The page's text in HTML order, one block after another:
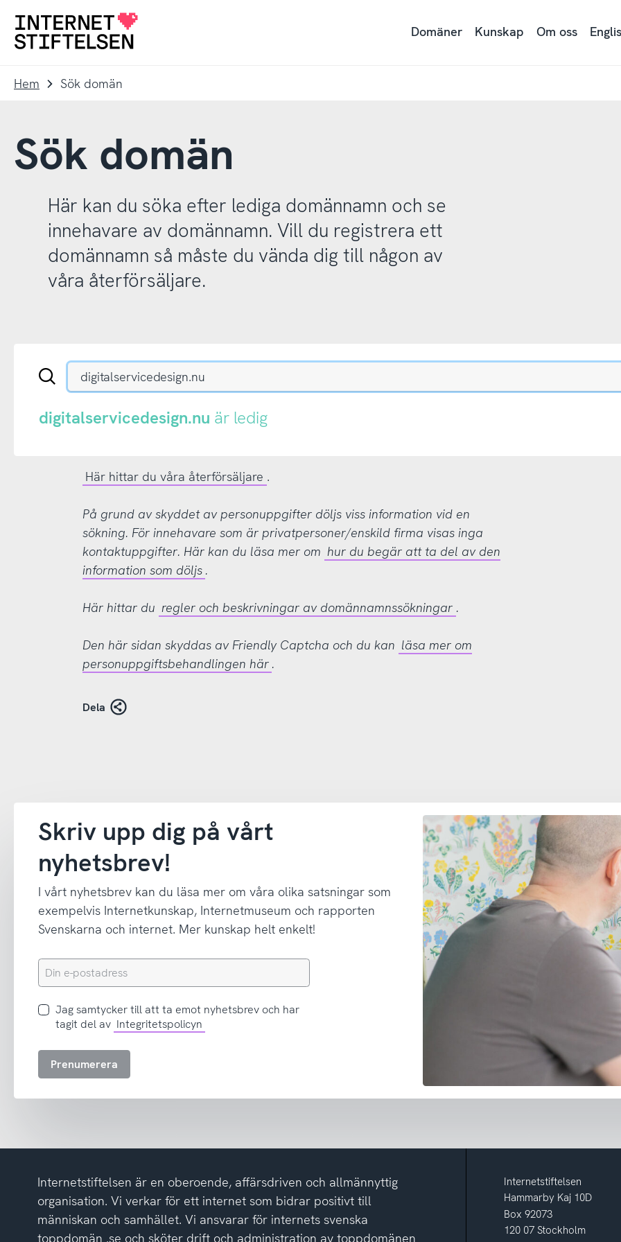
navigering
innehåll
Till
Domäner Kunskap Om oss
Hem Sök domän
Sök domän
Här kan du söka efter lediga domännamn och se
innehavare av domännamn. Vill du registrera ett
domännamn så måste du vända dig till någon av
våra återförsäljare.
Sök
.se-
eller
.nu-
digitalservicedesign.nu är ledig
Här hittar du våra återförsäljare .
På grund av skyddet av personuppgifter döljs viss information vid en
sökning. För innehavare som är privatpersoner/enskild firma visas inga
kontaktuppgifter. Här kan du läsa mer om hur du begär att ta del av den
information som döljs .
Här hittar du regler och beskrivningar av domännamnssökningar .
Den här sidan skyddas av Friendly Captcha och du kan läsa mer om
personuppgiftsbehandlingen här .
Dela
Skriv upp dig på vårt
nyhetsbrev!
I vårt nyhetsbrev kan du läsa mer om våra olika satsningar som
exempelvis Internetkunskap, Internetmuseum och rapporten
Svenskarna och internet. Mer kunskap helt enkelt!
Din
e-
Jag
samtycker
att
nyhetsbrev
tagit
av
integritetspolicyn
Jag samtycker till att ta emot nyhetsbrev och har
tagit del av Integritetspolicyn
Prenumerera
Internetstiftelsen är en oberoende, affärsdriven och allmännyttig
organisation. Vi verkar för ett internet som bidrar positivt till
människan och samhället. Vi ansvarar för internets svenska
toppdomän .se och sköter drift och administration av toppdomänen
Internetstiftelsen
Hammarby Kaj 10D
Box 92073
120 07 Stockholm